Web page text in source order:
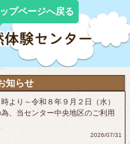
ップページへ戻る
知らせ
より～令和８年９月２日（水）
、当センター中央地区のご利用
2026/07/31